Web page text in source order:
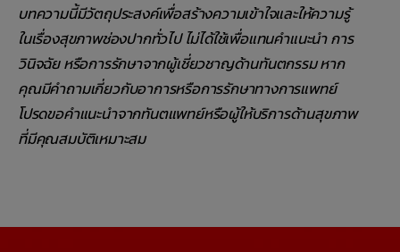
บทความนี้มีวัตถุประสงค์เพื่อสร้างความเข้าใจและให้ความรู้
ในเรื่องสุขภาพช่องปากทั่วไป ไม่ได้ใช้เพื่อแทนคำแนะนำ การ
วินิจฉัย หรือการรักษาจากผู้เชี่ยวชาญด้านทันตกรรม หาก
คุณมีคำถามเกี่ยวกับอาการหรือการรักษาทางการแพทย์
โปรดขอคำแนะนำจากทันตแพทย์หรือผู้ให้บริการด้านสุขภาพ
ที่มีคุณสมบัติเหมาะสม